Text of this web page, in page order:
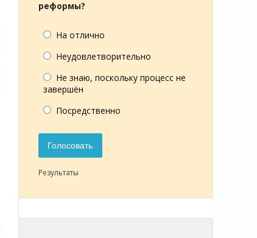
реформы?
На отлично
Неудовлетворительно
Не знаю, поскольку процесс не
завершён
Посредственно
Голосовать
Результаты